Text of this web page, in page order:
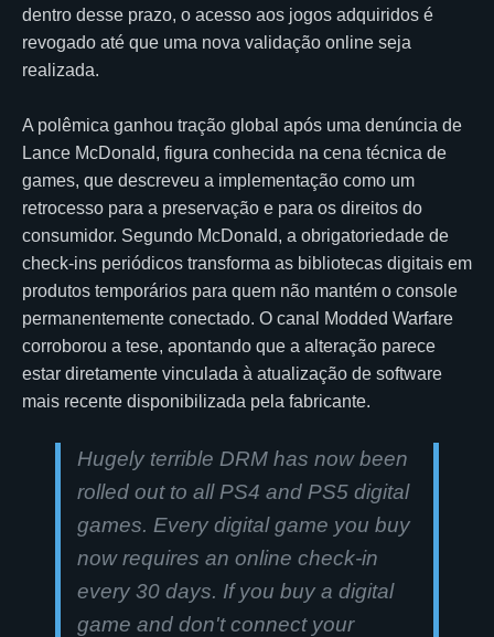
dentro desse prazo, o acesso aos jogos adquiridos é
revogado até que uma nova validação online seja
realizada.
A polêmica ganhou tração global após uma denúncia de
Lance McDonald, figura conhecida na cena técnica de
games, que descreveu a implementação como um
retrocesso para a preservação e para os direitos do
consumidor. Segundo McDonald, a obrigatoriedade de
check-ins periódicos transforma as bibliotecas digitais em
produtos temporários para quem não mantém o console
permanentemente conectado. O canal Modded Warfare
corroborou a tese, apontando que a alteração parece
estar diretamente vinculada à atualização de software
mais recente disponibilizada pela fabricante.
Hugely terrible DRM has now been
rolled out to all PS4 and PS5 digital
games. Every digital game you buy
now requires an online check-in
every 30 days. If you buy a digital
game and don't connect your